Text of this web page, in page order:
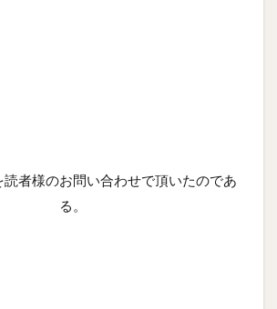
読者様のお問い合わせで頂いたのであ
る。